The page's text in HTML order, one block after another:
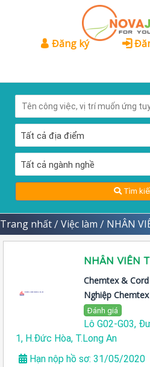
Đăng ký
Tất cả địa điểm
Tất cả ngành nghề
Tìm
Trang nhất / Việc làm / NHÂN
NHÂN VIÊN
Chemtex &
Nghiệp
Đánh giá
Lô G02-G03,
1, H.Đức Hòa, T.Long An
Hạn nộp hồ sơ: 31/05/2020